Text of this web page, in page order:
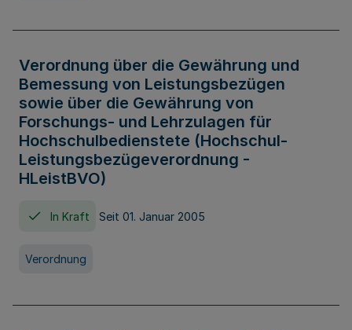
Verordnung über die Gewährung und
Bemessung von Leistungsbezügen
sowie über die Gewährung von
Forschungs- und Lehrzulagen für
Hochschulbedienstete (Hochschul-
Leistungsbezügeverordnung -
HLeistBVO)
In Kraft Seit 01. Januar 2005
Verordnung